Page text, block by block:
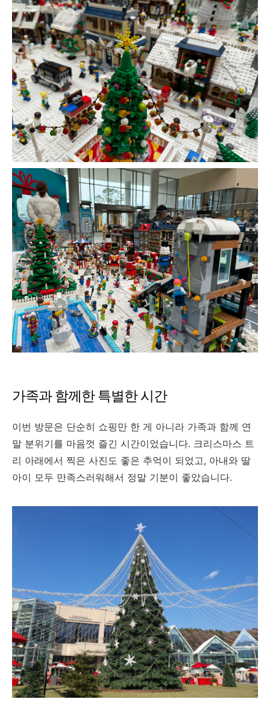
가족과 함께한 특별한 시간
이번 방문은 단순히 쇼핑만 한 게 아니라 가족과 함께 연
말 분위기를 마음껏 즐긴 시간이었습니다. 크리스마스 트
리 아래에서 찍은 사진도 좋은 추억이 되었고, 아내와 딸
아이 모두 만족스러워해서 정말 기분이 좋았습니다.